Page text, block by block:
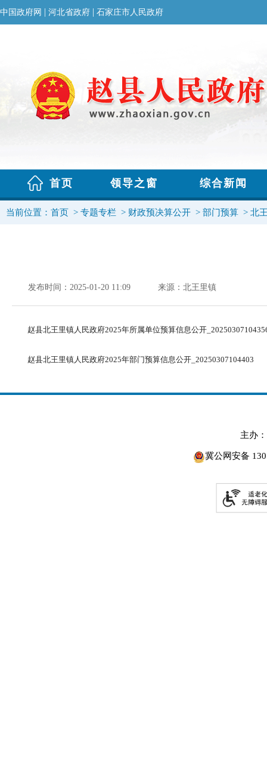
当前位置： 首页 > 专题专栏 > 财政预决算公开 > 部门预算 > 北
发布时间：2025-01-20 11:09 来源：北王里镇
赵县北王里镇人民政府2025年所属单位预算信息公开
赵县北王里镇人民政府2025年部门预算信息公开_20250307104403